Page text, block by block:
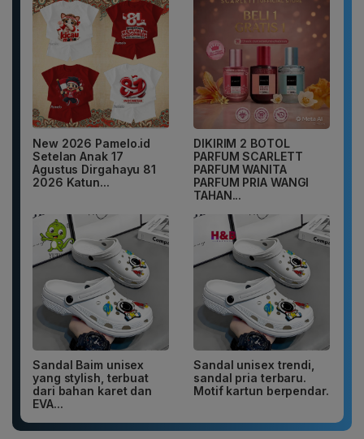
New 2026 Pamelo.id
Setelan Anak 17
Agustus Dirgahayu 81
2026 Katun...
DIKIRIM 2 BOTOL
PARFUM SCARLETT
PARFUM WANITA
PARFUM PRIA WANGI
TAHAN...
Sandal Baim unisex
yang stylish, terbuat
dari bahan karet dan
EVA...
Sandal unisex trendi,
sandal pria terbaru.
Motif kartun berpendar.